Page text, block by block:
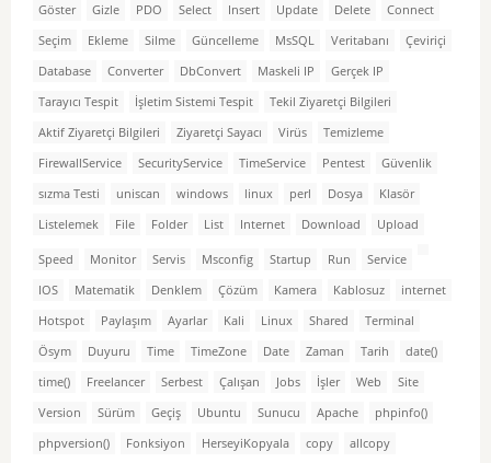
Göster
Gizle PDO Select Insert Update Delete
Connect
Seçim
Ekleme Silme Güncelleme MsSQL Veritabanı
Çeviriçi
Database
Converter DbConvert Maskeli IP
Gerçek IP
Tarayıcı Tespit
İşletim Sistemi Tespit
Tekil Ziyaretçi Bilgileri
Aktif Ziyaretçi Bilgileri
Ziyaretçi Sayacı Virüs
Temizleme
FirewallService
SecurityService TimeService Pentest
Güvenlik
sızma Testi
uniscan windows linux perl Dosya
Klasör
Listelemek
File Folder List Internet Download Upload
Speed Monitor Servis Msconfig Startup Run
Service
IOS
Matematik Denklem Çözüm Kamera Kablosuz
internet
Hotspot
Paylaşım Ayarlar Kali Linux Shared
Terminal
Ösym
Duyuru Time TimeZone Date Zaman Tarih
date()
time()
Freelancer Serbest Çalışan Jobs İşler Web
Site
Version
Sürüm Geçiş Ubuntu Sunucu Apache
phpinfo()
phpversion()
Fonksiyon HerseyiKopyala copy
allcopy